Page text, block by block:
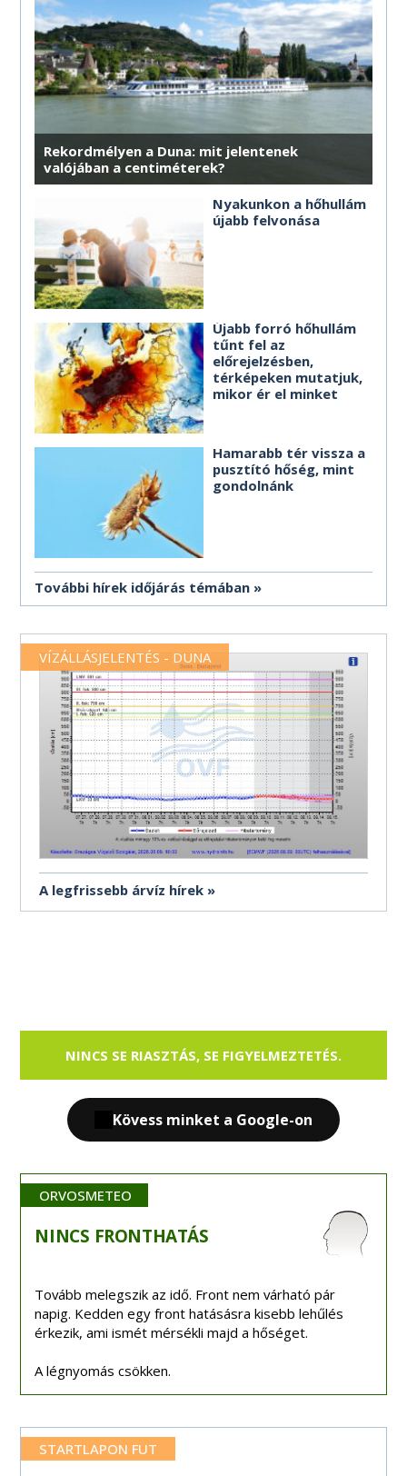
MÉG TÖBB HOROSZKÓP
Rekordmélyen a Duna: mit jelentenek
valójában a centiméterek?
Nyakunkon a hőhullám
újabb felvonása
Újabb forró hőhullám
tűnt fel az
előrejelzésben,
térképeken mutatjuk,
mikor ér el minket
Hamarabb tér vissza a
pusztító hőség, mint
gondolnánk
További hírek időjárás témában
VÍZÁLLÁSJELENTÉS - DUNA
A legfrissebb árvíz hírek
NINCS SE RIASZTÁS, SE FIGYELMEZTETÉS.
Kövess minket a Google-on
ORVOSMETEO
NINCS FRONTHATÁS
Tovább melegszik az idő. Front nem várható pár
napig. Kedden egy front hatásásra kisebb lehűlés
érkezik, ami ismét mérsékli majd a hőséget.
A légnyomás csökken.
STARTLAPON FUT